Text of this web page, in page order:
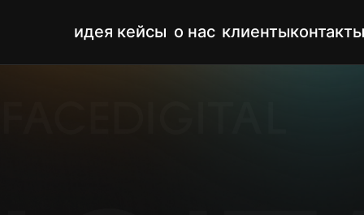
идея кейсы о нас клиентыконтакты